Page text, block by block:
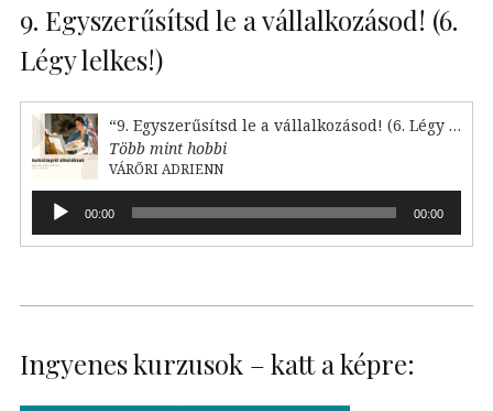
9. Egyszerűsítsd le a vállalkozásod! (6.
Légy lelkes!)
“9. Egyszerűsítsd le a vállalkozásod! (6. Légy lelkes!)”
Több mint hobbi
VÁRŐRI ADRIENN
Audió
lejátszó00:00 00:00
Ingyenes kurzusok – katt a képre: